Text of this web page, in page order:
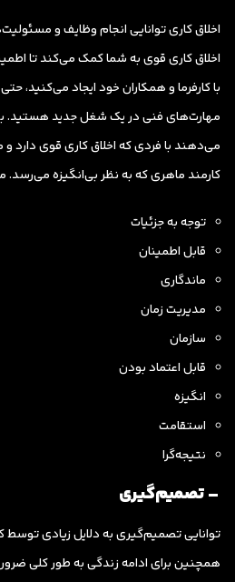
اخلاق کاری توانایی انجام وظایف و
اخلاق کاری قوی به شما کمک می‌کند تا
با کارفرما و همکاران خود ایجاد می‌کنید،
مهارت‌های فنی در یک شغل جدید هستید.
می‌دهند با فردی که اخلاق کاری قوی دارد و
کارمند ماهری که به نظر بی‌انگیزه می‌رسد.
توجه به جزئیات
قابل اطمینان
ماندگاری
مدیریت زمان
سازمان
قابل اعتماد بودن
انگیزه
استقامت
نتیجه‌گرا
– تصمیم‌گیری
توانایی تصمیم‌گیری به دلایل زیادی توسط
همچنین برای ادامه زندگی به طور کلی